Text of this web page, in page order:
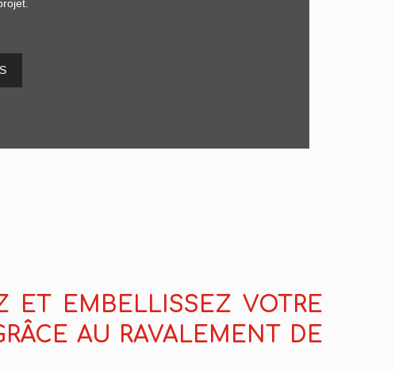
ET EMBELLISSEZ VOTRE
AU RAVALEMENT DE